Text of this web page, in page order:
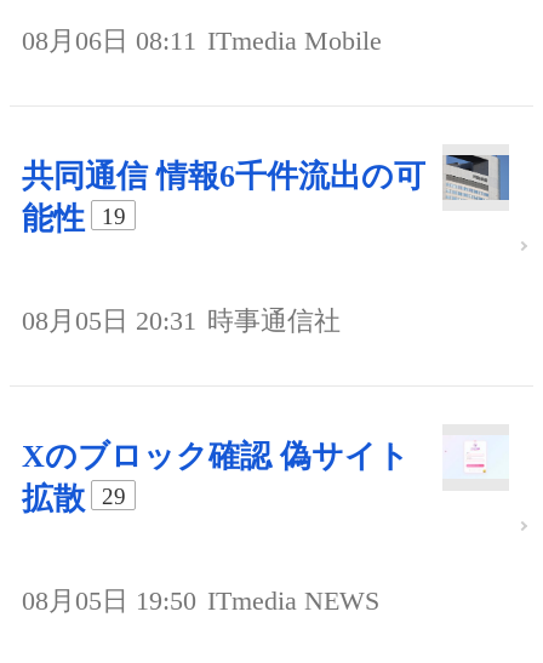
08月06日 08:11 ITmedia Mobile
共同通信 情報6千件流出の可
能性
19
08月05日 20:31 時事通信社
Xのブロック確認 偽サイト
拡散
29
08月05日 19:50 ITmedia NEWS